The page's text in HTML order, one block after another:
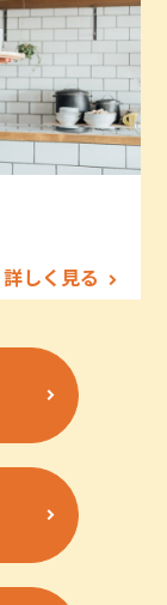
詳しく見る